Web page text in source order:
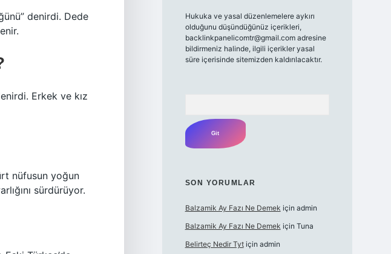
denirdi. Dede
Erkek ve kız
nüfusun yoğun
sürdürüyor.
Hukuka ve yasal düzenlemelere aykırı
olduğunu düşündüğünüz içerikleri,
backlinkpanelicomtr@gmail.comadresine
bildirmeniz halinde, ilgili içerikler yasal
süre içerisinde sitemizden kaldırılacaktır.
SON YORUMLAR
Balzamik Ay Fazı Ne Demek için admin
Balzamik Ay Fazı Ne Demek için Tuna
Belirteç Nedir Tytiçin admin